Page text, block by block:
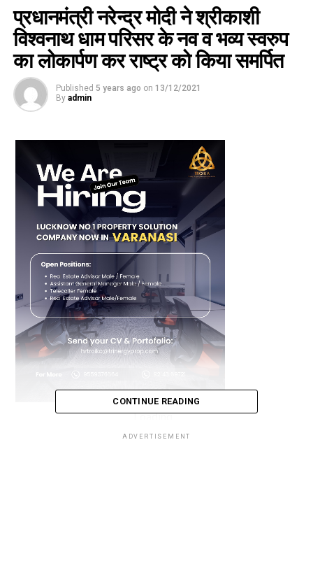
प्रधानमंत्री नरेन्द्र मोदी ने श्रीकाशी
विश्वनाथ धाम परिसर के नव व भव्य स्वरुप
का लोकार्पण कर राष्ट्र को किया समर्पित
Published 5 years ago on 13/12/2021
By admin
Loading...
CONTINUE READING
ADVERTISEMENT